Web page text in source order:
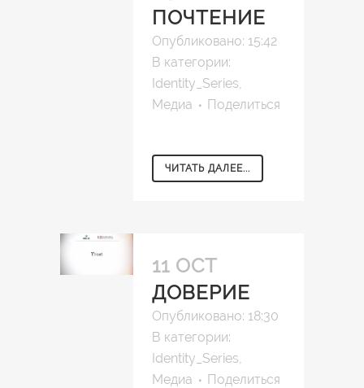
ПОЧТЕНИЕ
Опубликовано: 15:42
В категории:
Identity_Series,
Медиа
Поделиться
ЧИТАТЬ ДАЛЕЕ...
11 OCT
ДОВЕРИЕ
Опубликовано: 18:30
В категории:
Identity_Series,
Медиа
Поделиться